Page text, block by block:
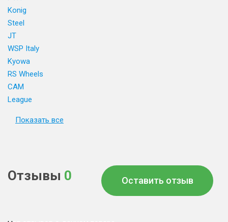
Konig
Steel
JT
WSP Italy
Kyowa
RS Wheels
CAM
League
Показать все
Отзывы 0 Оставить отзыв